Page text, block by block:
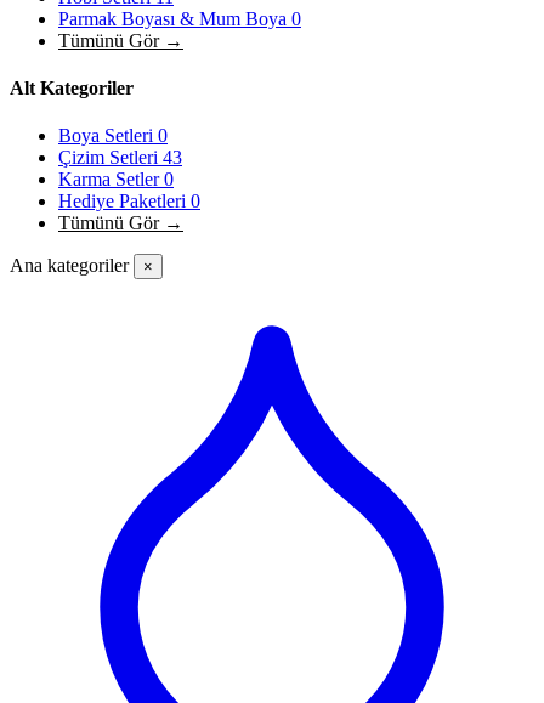
Parmak Boyası & Mum Boya 0
Tümünü Gör →
Alt Kategoriler
Boya Setleri 0
Çizim Setleri 43
Karma Setler0
Hediye Paketleri 0
Tümünü Gör →
Ana kategoriler ×